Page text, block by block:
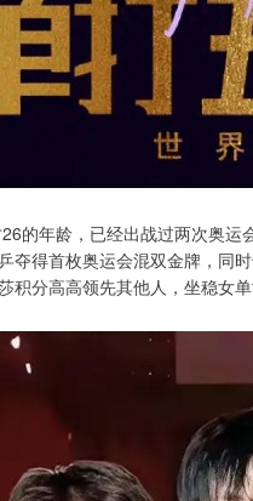
的年龄，已经出战过两次奥
夺得首枚奥运会混双金牌，同
积分高高领先其他人，坐稳女单